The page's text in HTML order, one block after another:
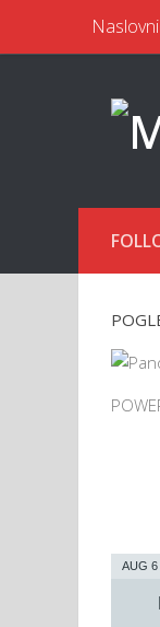
AUG